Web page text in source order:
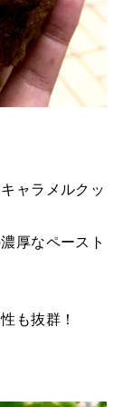
ャラメルクッ
厚なペースト
も抜群！